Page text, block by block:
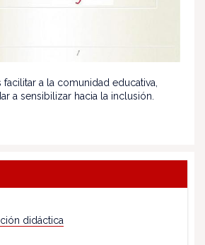
a la comunidad educativa,
a sensibilizar hacia la inclusión.
didáctica